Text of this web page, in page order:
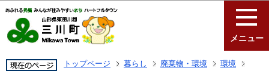
メニュー
トップページ 暮らし 廃棄物・環境
環境